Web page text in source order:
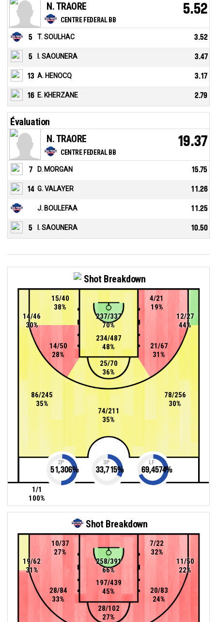
CENTRE FEDERAL BB
N. TRAORE 5.52
5 T. SOULHAC 3.52
5 I. SAOUNERA 3.47
13 A. HENOCQ 3.17
16 E. KHERZANE 2.79
Évaluation
CENTRE FEDERAL BB
N. TRAORE 19.37
7 D. MORGAN 15.75
14 G. VALAYER 11.26
J. BOULEFAA 11.25
5 I. SAOUNERA 10.50
Shot Breakdown
25/70
36%
14/50
28%
15/40
38%
21/67
31%
4/21
19%
234/487
48%
237/337
70%
74/211
35%
86/245
35%
14/46
30%
78/256
30%
12/27
44%
1/1
100%
2P
51,306%
3P
33,715%
LF
69,4574%
Shot Breakdown
28/102
27%
28/84
33%
10/37
27%
20/83
24%
7/22
32%
197/439
45%
258/391
66%
19/62
31%
11/50
22%